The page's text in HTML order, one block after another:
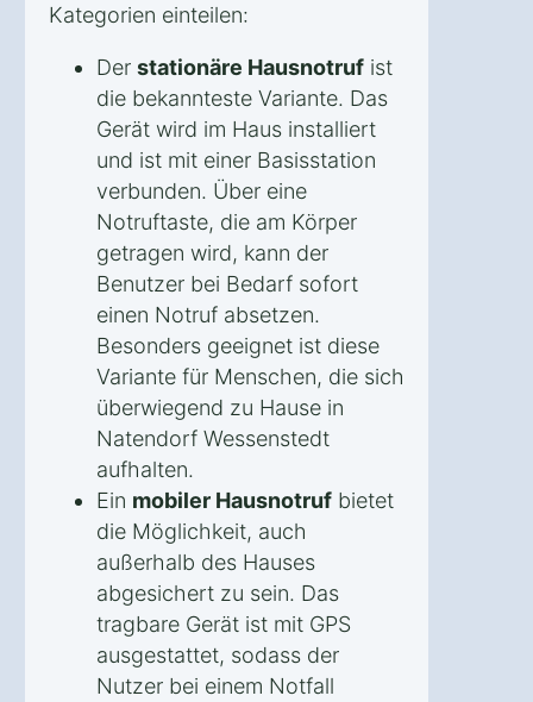
Kategorien einteilen:
Der stationäre Hausnotruf ist
die bekannteste Variante. Das
Gerät wird im Haus installiert
und ist mit einer Basisstation
verbunden. Über eine
Notruftaste, die am Körper
getragen wird, kann der
Benutzer bei Bedarf sofort
einen Notruf absetzen.
Besonders geeignet ist diese
Variante für Menschen, die sich
überwiegend zu Hause in
Natendorf Wessenstedt
aufhalten.
Ein mobiler Hausnotruf bietet
die Möglichkeit, auch
außerhalb des Hauses
abgesichert zu sein. Das
tragbare Gerät ist mit GPS
ausgestattet, sodass der
Nutzer bei einem Notfall